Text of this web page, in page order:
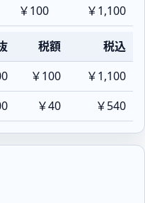
￥100 ￥1,100
税額
税込
￥100
￥1,100
￥40 ￥540